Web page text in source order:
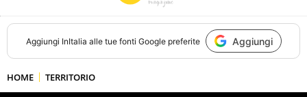
Aggiungi InItalia alle tue fonti Google preferite Aggiungi
HOME TERRITORIO